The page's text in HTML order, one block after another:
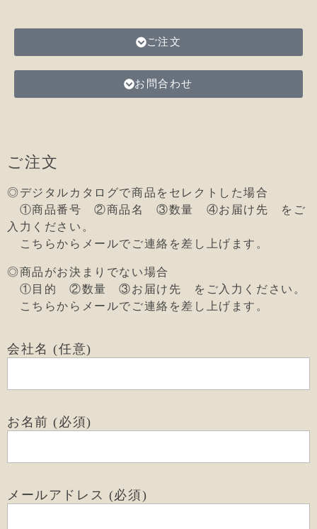
ご注文
お問合わせ
ご注文
◎デジタルカタログで商品をセレクトした場合
①商品番号②商品名③数量 ④お届け先 をご
入力ください。
こちらからメールでご連絡を差し上げます。
◎商品がお決まりでない場合
①目的 ②数量 ③お届け先 をご入力ください。
こちらからメールでご連絡を差し上げます。
会社名 (任意)
お名前 (必須)
メールアドレス (必須)